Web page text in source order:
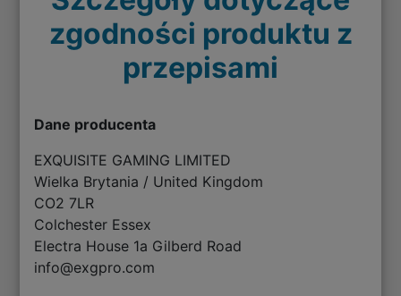
zgodności produktu z
przepisami
Dane producenta
EXQUISITE GAMING LIMITED
Wielka Brytania / United Kingdom
CO2 7LR
Colchester Essex
Electra House 1a Gilberd Road
info@exgpro.com